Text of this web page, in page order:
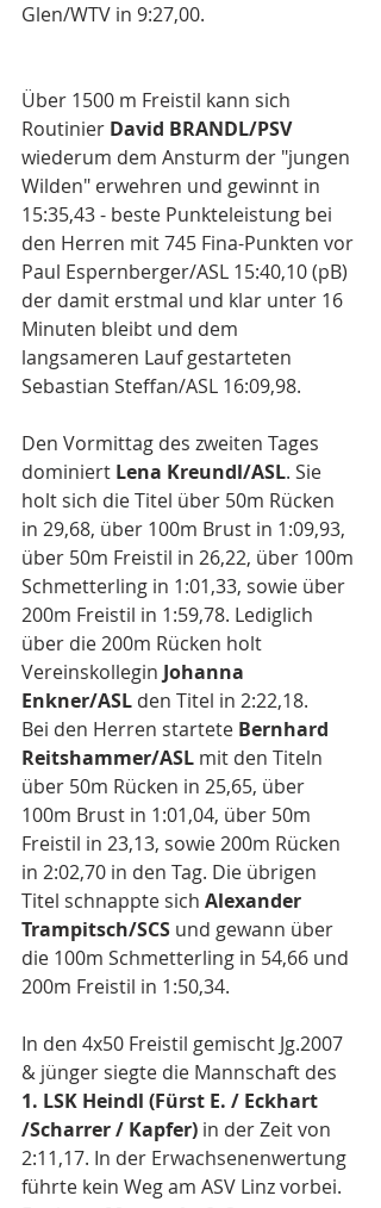
Glen/WTV in 9:27,00.
Über 1500 m Freistil kann sich
Routinier David BRANDL/PSV
wiederum dem Ansturm der "jungen
Wilden" erwehren und gewinnt in
15:35,43 - beste Punkteleistung bei
den Herren mit 745 Fina-Punkten vor
Paul Espernberger/ASL 15:40,10 (pB)
der damit erstmal und klar unter 16
Minuten bleibt und dem
langsameren Lauf gestarteten
Sebastian Steffan/ASL 16:09,98.
Den Vormittag des zweiten Tages
dominiert Lena Kreundl/ASL. Sie
holt sich die Titel über 50m Rücken
in 29,68, über 100m Brust in 1:09,93,
über 50m Freistil in 26,22, über 100m
Schmetterling in 1:01,33, sowie über
200m Freistil in 1:59,78. Lediglich
über die 200m Rücken holt
Vereinskollegin Johanna
Enkner/ASL den Titel in 2:22,18.
Bei den Herren startete Bernhard
Reitshammer/ASL mit den Titeln
über 50m Rücken in 25,65, über
100m Brust in 1:01,04, über 50m
Freistil in 23,13, sowie 200m Rücken
in 2:02,70 in den Tag. Die übrigen
Titel schnappte sich Alexander
Trampitsch/SCS und gewann über
die 100m Schmetterling in 54,66 und
200m Freistil in 1:50,34.
In den 4x50 Freistil gemischt Jg.2007
& jünger siegte die Mannschaft des
1. LSK Heindl (Fürst E. / Eckhart
/Scharrer / Kapfer) in der Zeit von
2:11,17. In der Erwachsenenwertung
führte kein Weg am ASV Linz vorbei.